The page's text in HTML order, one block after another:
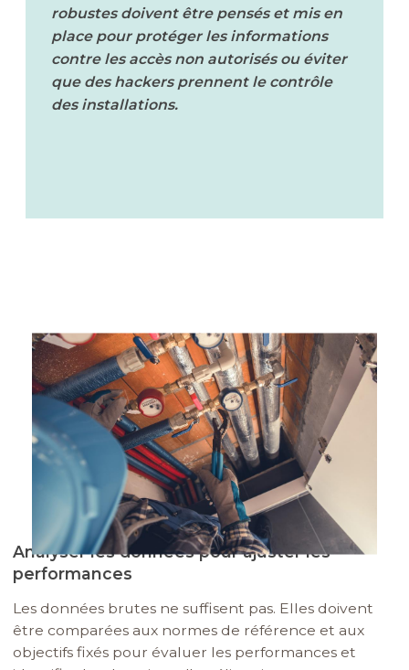
robustes doivent être pensés et mis en
place pour protéger les informations
contre les accès non autorisés ou éviter
que des hackers prennent le contrôle
des installations.
Analyser les données pour ajuster les
performances
Les données brutes ne suffisent pas. Elles doivent
être comparées aux normes de référence et aux
objectifs fixés pour évaluer les performances et